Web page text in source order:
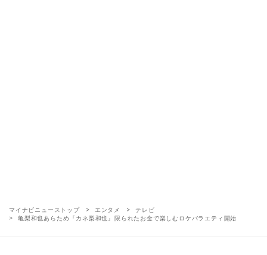
マイナビニューストップ エンタメ
テレビ
亀梨和也あらため『カネ梨和也』限られたお金で楽しむロケバラエティ開始